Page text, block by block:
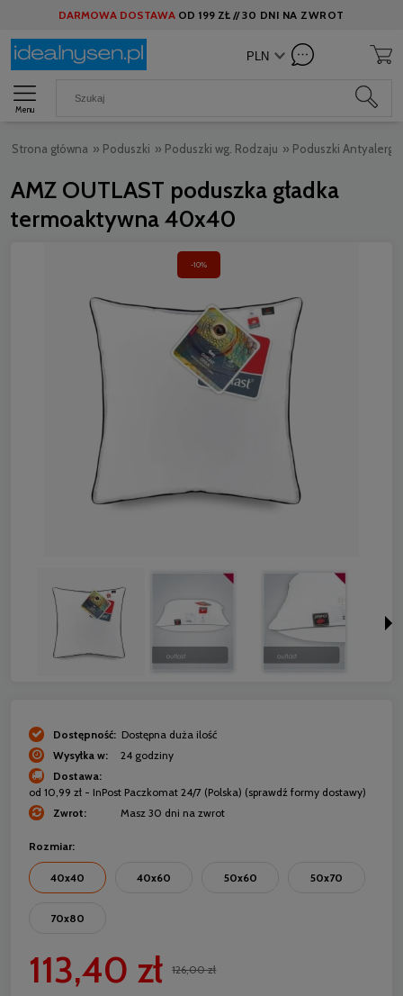
DARMOWA DOSTAWA OD 199 ZŁ //30 DNI NA ZWROT
Menu
Strona główna » Poduszki » Poduszki wg. Rodzaju » Poduszki
AMZ OUTLAST poduszka gładka
termoaktywna 40x40
-10%
Dostępność: Dostępna duża ilość
Wysyłka w:
24 godziny
Dostawa:
od 10,99 zł - InPost Paczkomat 24/7 (Polska) (sprawdź formy dostawy)
Zwrot:
Masz 30 dni na zwrot
Rozmiar:
40x40 40x60 50x60 50x70
70x80
113,40 zł 126,00 zł